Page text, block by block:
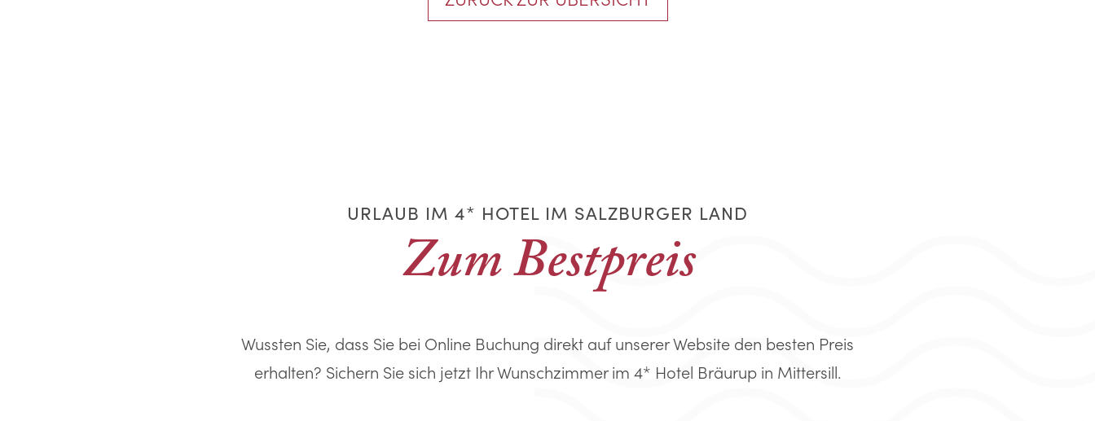
URLAUB IM 4* HOTEL IM SALZBURGER LAND
Zum Bestpreis
Wussten Sie, dass Sie bei Online Buchung direkt auf unserer Website den besten Preis
erhalten? Sichern Sie sich jetzt Ihr Wunschzimmer im 4* Hotel Bräurup in Mittersill.